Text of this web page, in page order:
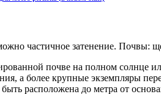
частичное затенение.
почве на полном солнце
а более крупные экземпляры
расположена до метра от